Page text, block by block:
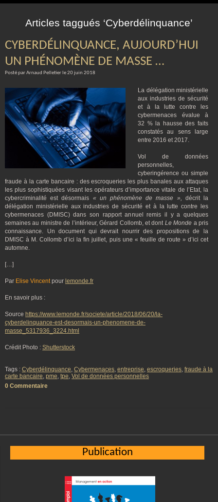
Articles taggués ‘Cyberdélinquance’
CYBERDÉLINQUANCE, AUJOURD’HUI
UN PHÉNOMÈNE DE MASSE …
Posté par Arnaud Pelletier le 20 juin 2018
La délégation ministérielle
aux industries de sécurité
et à la lutte contre les
cybermenaces évalue à
32 % la hausse des faits
constatés au sens large
entre 2016 et 2017.
Vol de données
personnelles,
cyberingérence ou simple
fraude à la carte bancaire : des escroqueries les plus banales aux attaques
les plus sophistiquées visant les opérateurs d’importance vitale de l’Etat, la
cybercriminalité est désormais « un phénomène de masse », décrit la
délégation ministérielle aux industries de sécurité et à la lutte contre les
cybermenaces (DMISC) dans son rapport annuel remis il y a quelques
semaines au ministre de l’intérieur, Gérard Collomb, et dont Le Monde a pris
connaissance. Un document qui devrait nourrir des propositions de la
DMISC à M. Collomb d’ici la fin juillet, puis une « feuille de route » d’ici cet
automne.
[…]
Par Elise Vincentpour lemonde.fr
En savoir plus :
Source https://www.lemonde.fr/societe/article/2018/06/20/la-
cyberdelinquance-est-desormais-un-phenomene-de-
masse_5317936_3224.html
Crédit Photo : Shutterstock
Tags : Cyberdélinquance, Cybermenaces, entreprise, escroqueries, fraude à la
carte bancaire, pme, tpe, Vol de données personnelles
0 Commentaire
Publication